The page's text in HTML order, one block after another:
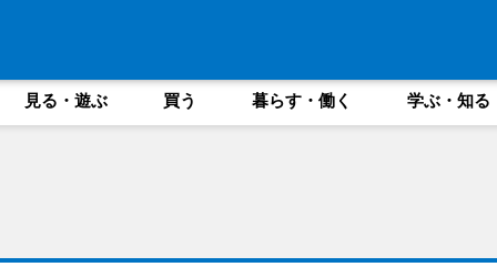
見る・遊ぶ 買う 暮らす・働く 学ぶ・知る